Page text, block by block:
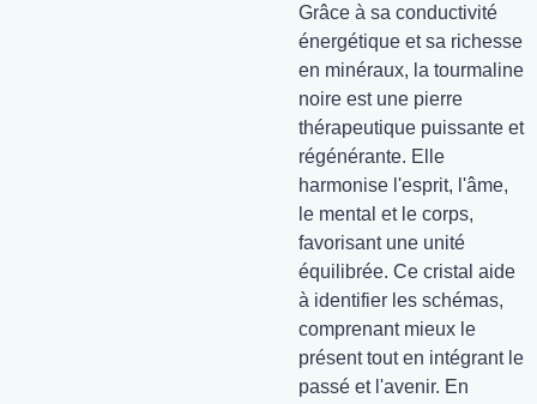
Grâce à sa conductivité
énergétique et sa richesse
en minéraux, la tourmaline
noire est une pierre
thérapeutique puissante et
régénérante. Elle
harmonise l'esprit, l'âme,
le mental et le corps,
favorisant une unité
équilibrée. Ce cristal aide
à identifier les schémas,
comprenant mieux le
présent tout en intégrant le
passé et l'avenir. En